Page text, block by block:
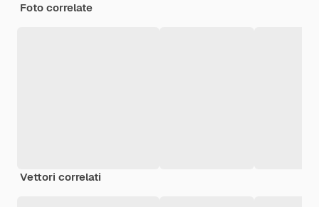
Foto correlate
Vettori correlati